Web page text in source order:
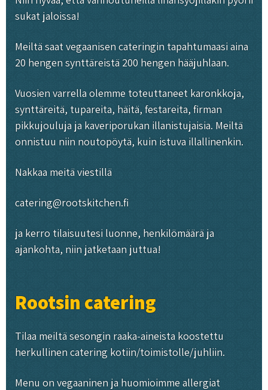
sukat jaloissa!
Meiltä saat vegaanisen cateringin tapahtumaasi aina
20 hengen synttäreistä 200 hengen hääjuhlaan.
Vuosien varrella olemme toteuttaneet karonkkoja,
synttäreitä, tupareita, häitä, festareita, firman
pikkujouluja ja kaveriporukan illanistujaisia. Meiltä
onnistuu niin noutopöytä, kuin istuva illallinenkin.
Nakkaa meitä viestillä
catering@rootskitchen.fi
ja kerro tilaisuutesi luonne, henkilömäärä ja
ajankohta, niin jatketaan juttua!
Rootsin catering
Tilaa meiltä sesongin raaka-aineista koostettu
herkullinen catering kotiin/toimistolle/juhliin.
Menu on vegaaninen ja huomioimme allergiat